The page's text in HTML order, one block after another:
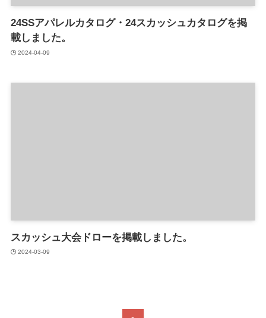
24SSアパレルカタログ・24スカッシュカタログを掲
載しました。
2024-04-09
スカッシュ大会ドローを掲載しました。
2024-03-09